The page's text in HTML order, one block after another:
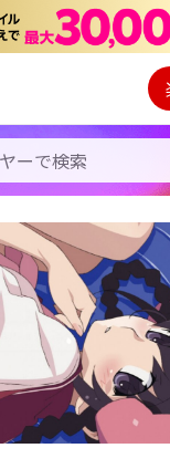
ン
試し
ご